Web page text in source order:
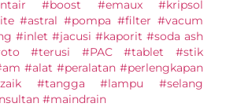
#boost #emaux #kripsol
#astral #pompa #filter #vacum
#inlet #jacusi #kaporit #soda ash
#terusi #PAC #tablet #stik
#alat #peralatan #perlengkapan
#tangga #lampu #selang
#maindrain